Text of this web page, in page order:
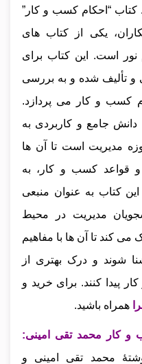
“احکام کسب و کار”
یکی از کتاب‌ های
نور است. این کتاب برای
تألیف شده و به بررسی
کسب و کار می‌ پردازد.
دانش جامع و کاربردی به
مدیریت است تا آن‌ ها
و قواعد کسب و کار، به
این کتاب به عنوان منبعی
مدیریت در محیط
کند تا آن‌ ها با مفاهیم
شوند و درک بهتری از
پیدا کنند. برای خرید و
همراه باشید.
و کار محمد تقی امینی:
محمد تقی امینی و